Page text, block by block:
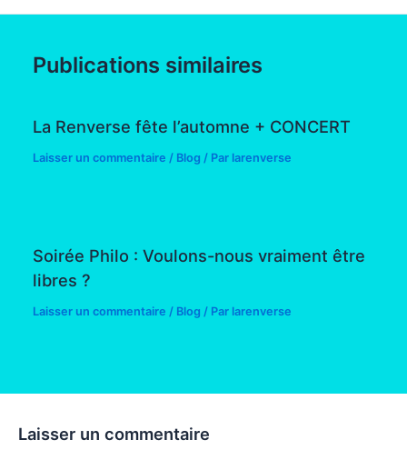
Publications similaires
La Renverse fête l’automne + CONCERT
Laisser un commentaire / Blog / Par larenverse
Soirée Philo : Voulons-nous vraiment être
libres ?
Laisser un commentaire / Blog / Par larenverse
Laisser un commentaire